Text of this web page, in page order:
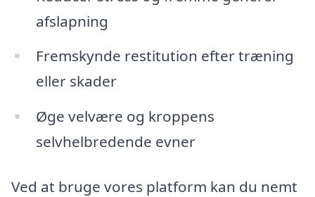
afslapning
Fremskynde restitution efter træning
eller skader
Øge velvære og kroppens
selvhelbredende evner
Ved at bruge vores platform kan du nemt